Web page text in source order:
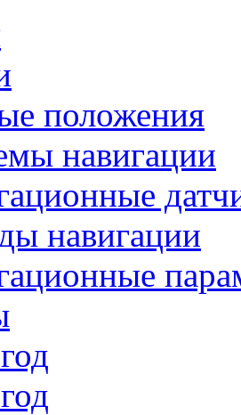
положения
навигации
навигации